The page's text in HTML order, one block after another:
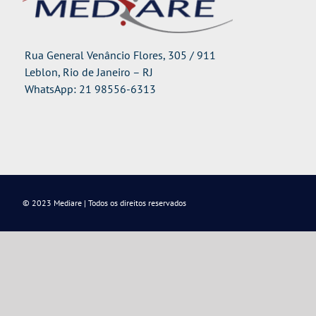
Rua General Venâncio Flores, 305 / 911
Leblon, Rio de Janeiro – RJ
WhatsApp: 21 98556-6313
© 2023 Mediare | Todos os direitos reservados